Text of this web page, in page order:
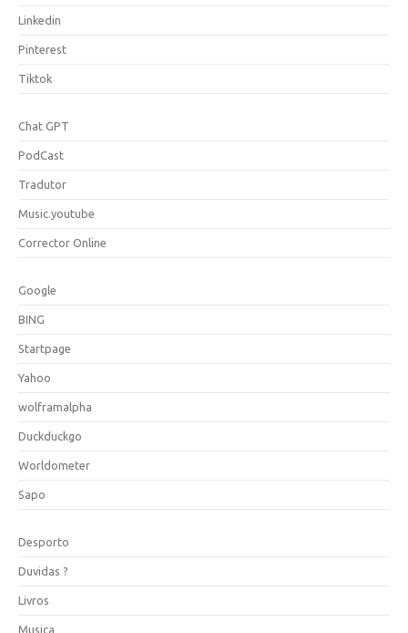
Linkedin
Pinterest
Tiktok
Chat GPT
PodCast
Tradutor
Music.youtube
Corrector Online
Google
BING
Startpage
Yahoo
wolframalpha
Duckduckgo
Worldometer
Sapo
Desporto
Duvidas ?
Livros
Musica